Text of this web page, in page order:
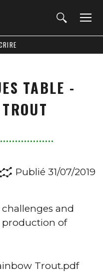
TABLE -
Publié 31/07/2019
and
production of
Trout.pdf